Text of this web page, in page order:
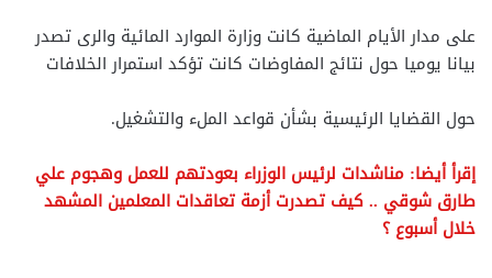
على مدار الأيام الماضية كانت وزارة الموارد المائية والرى تصدر
بيانا يوميا حول نتائج المفاوضات كانت تؤكد استمرار الخلافات
حول القضايا الرئيسية بشأن قواعد الملء والتشغيل.
إقرأ أيضا: مناشدات لرئيس الوزراء بعودتهم للعمل وهجوم علي
طارق شوقي .. كيف تصدرت أزمة تعاقدات المعلمين المشهد
خلال أسبوع ؟